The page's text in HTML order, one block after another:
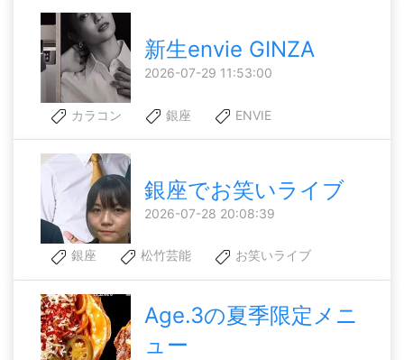
新生envie GINZA
2026-07-29 11:53:00
カラコン 銀座 ENVIE
銀座でお笑いライブ
2026-07-28 20:08:39
銀座 松竹芸能 お笑いライブ
Age.3の夏季限定メニ
ュー